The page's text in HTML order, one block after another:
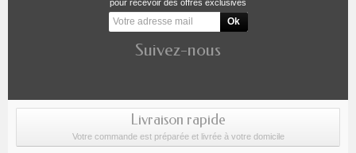
pour recevoir des offres exclusives
Suivez-nous
Livraison rapide
Votre commande est préparée et livrée à votre domicile